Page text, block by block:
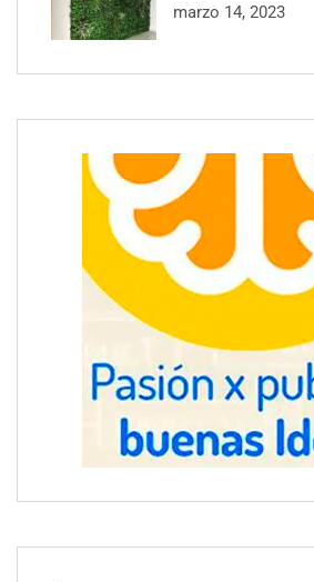
marzo 14, 2023